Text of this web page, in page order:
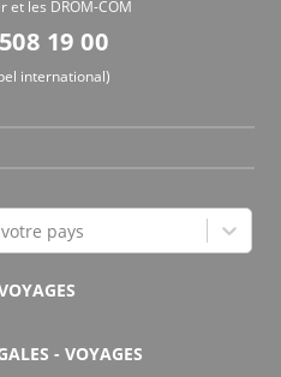
et les DROM-COM
19 00
international)
pays
- VOYAGES